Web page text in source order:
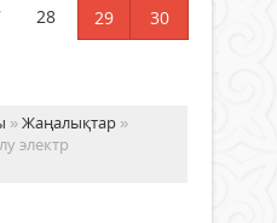
28 29
30
»Жаңалықтар »
электр